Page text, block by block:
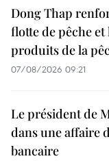
Dong Thap
flotte de pêche
produits de la
07/08/2026 09:21
Le président de
dans une affaire
bancaire